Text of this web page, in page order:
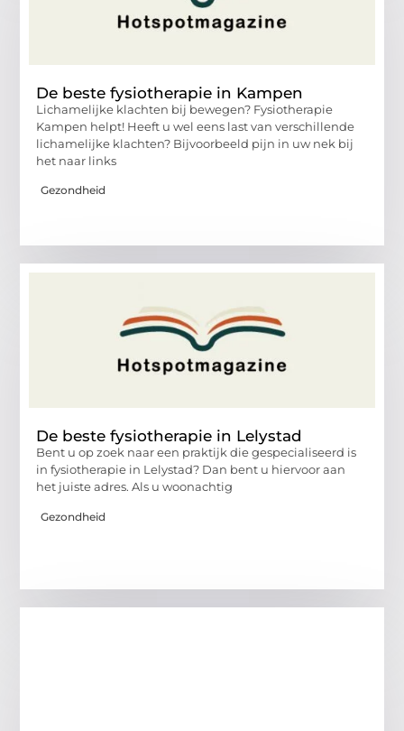
De beste fysiotherapie in Kampen
Lichamelijke klachten bij bewegen? Fysiotherapie
Kampen helpt! Heeft u wel eens last van verschillende
lichamelijke klachten? Bijvoorbeeld pijn in uw nek bij
het naar links
Gezondheid
De beste fysiotherapie in Lelystad
Bent u op zoek naar een praktijk die gespecialiseerd is
in fysiotherapie in Lelystad? Dan bent u hiervoor aan
het juiste adres. Als u woonachtig
Gezondheid